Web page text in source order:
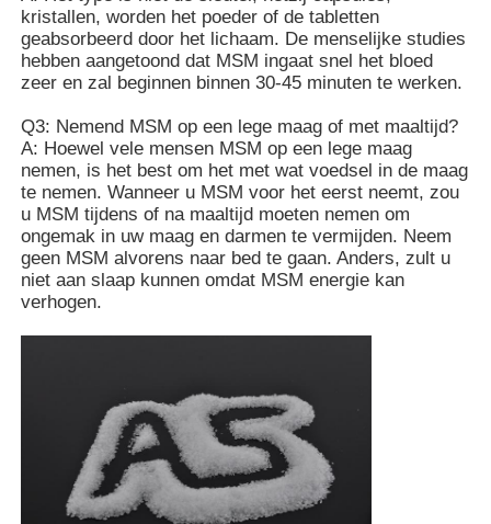
kristallen, worden het poeder of de tabletten
geabsorbeerd door het lichaam. De menselijke studies
hebben aangetoond dat MSM ingaat snel het bloed
zeer en zal beginnen binnen 30-45 minuten te werken.
Q3: Nemend MSM op een lege maag of met maaltijd?
A: Hoewel vele mensen MSM op een lege maag
nemen, is het best om het met wat voedsel in de maag
te nemen. Wanneer u MSM voor het eerst neemt, zou
u MSM tijdens of na maaltijd moeten nemen om
ongemak in uw maag en darmen te vermijden. Neem
geen MSM alvorens naar bed te gaan. Anders, zult u
niet aan slaap kunnen omdat MSM energie kan
verhogen.